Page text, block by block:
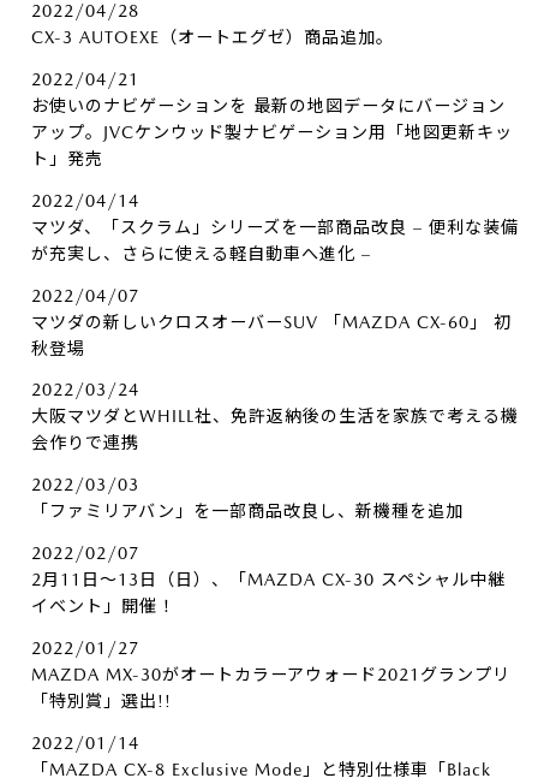
2022/04/28
CX-3 AUTOEXE（オートエグゼ）商品追加。
2022/04/21
お使いのナビゲーションを 最新の地図データにバージョン
アップ。JVCケンウッド製ナビゲーション用「地図更新キッ
ト」発売
2022/04/14
マツダ、「スクラム」シリーズを一部商品改良 – 便利な装備
が充実し、さらに使える軽自動車へ進化 –
2022/04/07
マツダの新しいクロスオーバーSUV 「MAZDA CX-60」 初
秋登場
2022/03/24
大阪マツダとWHILL社、免許返納後の生活を家族で考える機
会作りで連携
2022/03/03
「ファミリアバン」を一部商品改良し、新機種を追加
2022/02/07
2月11日～13日（日）、「MAZDA CX-30 スペシャル中継
イベント」開催！
2022/01/27
MAZDA MX-30がオートカラーアウォード2021グランプリ
「特別賞」選出!!
2022/01/14
「MAZDA CX-8 Exclusive Mode」と特別仕様車「Black